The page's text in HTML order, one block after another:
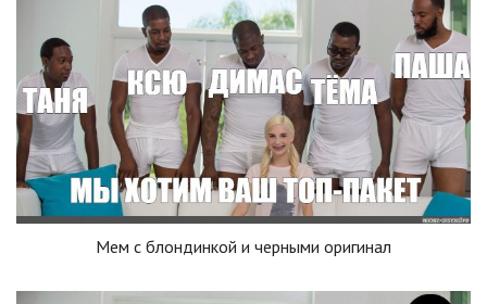
Мем с блондинкой и черными оригинал